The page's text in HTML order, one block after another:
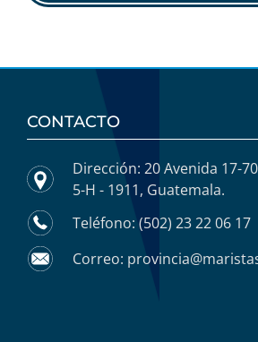
CONTACTO
Dirección: 20 Avenida 17-
5-H - 1911, Guatemala.
Teléfono: (502) 23 22 06 17
Correo: